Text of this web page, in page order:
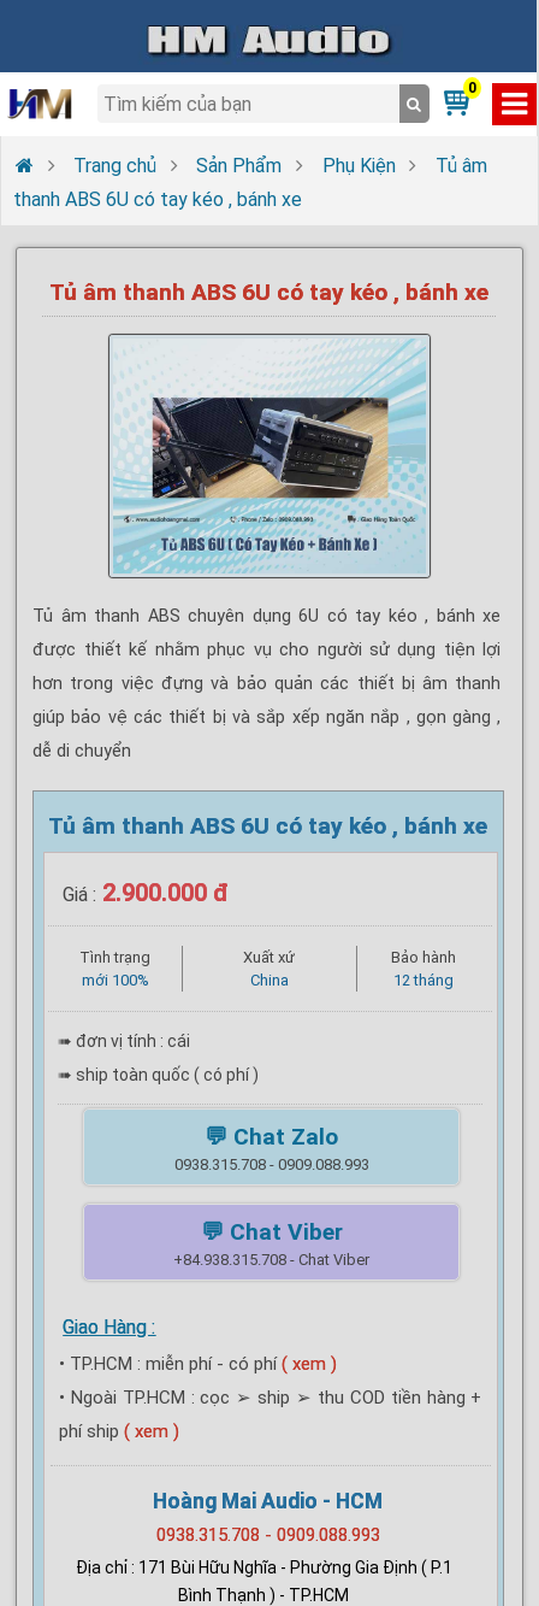
0
Trang chủ Sản Phẩm Phụ Kiện
Tủ âm
thanh ABS 6U có tay kéo , bánh xe
Tủ âm thanh ABS 6U có tay kéo , bánh xe
Tủ âm thanh ABS chuyên dụng 6U có tay kéo , bánh xe
được thiết kế nhằm phục vụ cho người sử dụng tiện lợi
hơn trong việc đựng và bảo quản các thiết bị âm thanh
giúp bảo vệ các thiết bị và sắp xếp ngăn nắp , gọn gàng ,
dễ di chuyển
Tủ âm thanh ABS 6U có tay kéo , bánh xe
Giá : 2.900.000 đ
Tình trạng
mới 100%
Xuất xứ
China
Bảo hành
12 tháng
➠ đơn vị tính : cái
➠ ship toàn quốc ( có phí )
💬 Chat Zalo
0938.315.708 - 0909.088.993
💬 Chat Viber
+84.938.315.708 - Chat Viber
Giao Hàng :
• TP.HCM : miễn phí - có phí( xem )
• Ngoài TP.HCM : cọc ➢ ship ➢ thu COD tiền hàng +
phí ship ( xem )
Hoàng Mai Audio - HCM
0938.315.708 - 0909.088.993
Địa chỉ : 171 Bùi Hữu Nghĩa - Phường Gia Định ( P.1
Bình Thạnh ) - TP.HCM